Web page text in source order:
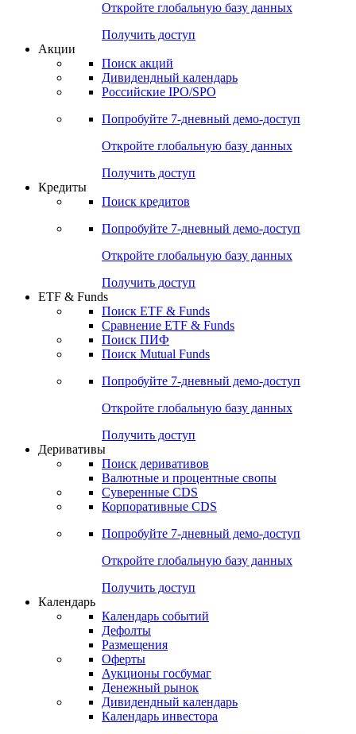
Опросы
Попробуйте7-дневный
Откройте глобальную базу данных
Получить доступ
Поиск акций
Российские IPO/SPO
Попробуйте7-дневный
Откройте глобальную базу данных
Получить доступ
Поиск кредитов
Попробуйте7-дневный
Откройте глобальную базу данных
Получить доступ
ETF & Funds
Сравнение ETF & Funds
Поиск Mutual Funds
Попробуйте7-дневный
Откройте глобальную базу данных
Получить доступ
Деривативы
Валютные и процентные свопы
Корпоративные CDS
Попробуйте7-дневный
Откройте глобальную базу данных
Получить доступ
Календарь
Календарь событий
Дефолты
Размещения
Оферты